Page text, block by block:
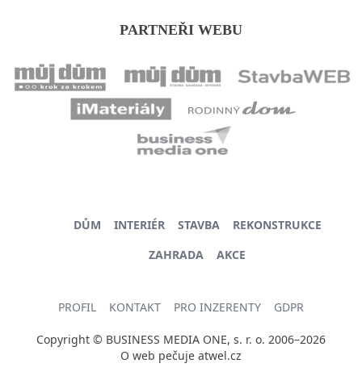
PARTNEŘI WEBU
DŮM INTERIÉR STAVBA
REKONSTRUKCE
ZAHRADA
AKCE
PROFIL KONTAKT PRO INZERENTY GDPR
Copyright © BUSINESS MEDIA ONE, s. r. o. 2006–2026